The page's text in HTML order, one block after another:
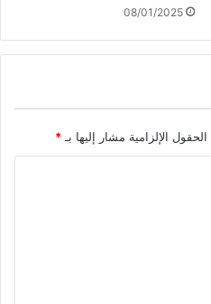
08/01/2025
الحقول الإلزامية مشار إليها بـ *